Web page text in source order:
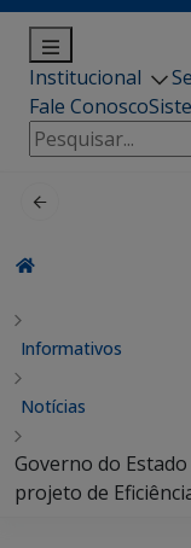
Institucional
Fale Conosco
Pesquisar
por:
Informativos
Notícias
Governo do
projeto de